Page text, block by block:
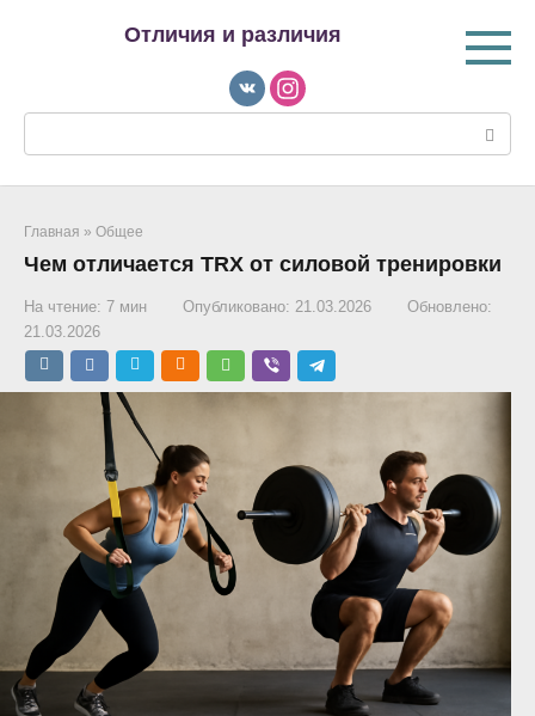
Отличия и различия
Главная » Общее
Чем отличается TRX от силовой тренировки
На чтение: 7 мин Опубликовано: 21.03.2026
Обновлено:
21.03.2026